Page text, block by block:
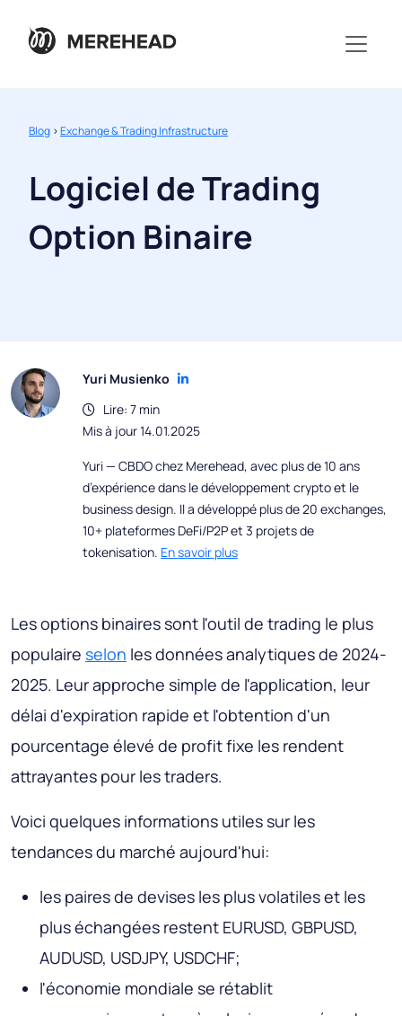
Blog >Exchange & Trading Infrastructure
Logiciel de Trading
Option Binaire
Yuri Musienko
Lire: 7 min
Mis à jour 14.01.2025
Yuri — CBDO chez Merehead, avec plus de 10 ans
d’expérience dans le développement crypto et le
business design. Il a développé plus de 20 exchanges,
10+ plateformes DeFi/P2P et 3 projets de
tokenisation. En savoir plus
Les options binaires sont l'outil de trading le plus
populaire selon les données analytiques de 2024-
2025. Leur approche simple de l'application, leur
délai d'expiration rapide et l'obtention d'un
pourcentage élevé de profit fixe les rendent
attrayantes pour les traders.
Voici quelques informations utiles sur les
tendances du marché aujourd'hui:
les paires de devises les plus volatiles et les
plus échangées restent EURUSD, GBPUSD,
AUDUSD, USDJPY, USDCHF;
l'économie mondiale se rétablit